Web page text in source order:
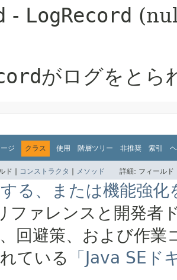
- LogRecord
がログをとら
ジ クラス 使用 階層ツリー 非推奨 索引
ド | コンストラクタ | メソッド 詳細: フィール
る、または機能強化
ファレンスと開発者
回避策、および作
ている
「Java SE